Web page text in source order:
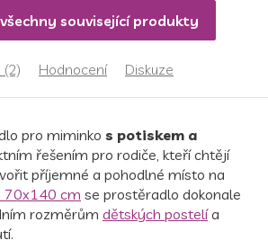
související produkty
(2) Hodnocení Diskuze
pro miminko s potiskem a
řešením pro rodiče, kteří chtějí
příjemné a pohodlné místo na
70x140 cm se prostěradlo dokonale
rozměrům dětských postelía